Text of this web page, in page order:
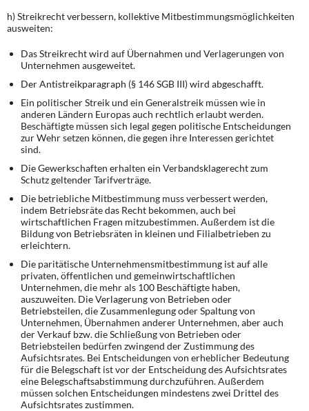
h) Streikrecht verbessern, kollektive Mitbestimmungsmöglichkeiten
ausweiten:
Das Streikrecht wird auf Übernahmen und Verlagerungen von
Unternehmen ausgeweitet.
Der Antistreikparagraph (§ 146 SGB III) wird abgeschafft.
Ein politischer Streik und ein Generalstreik müssen wie in
anderen Ländern Europas auch rechtlich erlaubt werden.
Beschäftigte müssen sich legal gegen politische Entscheidungen
zur Wehr setzen können, die gegen ihre Interessen gerichtet
sind.
Die Gewerkschaften erhalten ein Verbandsklagerecht zum
Schutz geltender Tarifverträge.
Die betriebliche Mitbestimmung muss verbessert werden,
indem Betriebsräte das Recht bekommen, auch bei
wirtschaftlichen Fragen mitzubestimmen. Außerdem ist die
Bildung von Betriebsräten in kleinen und Filialbetrieben zu
erleichtern.
Die paritätische Unternehmensmitbestimmung ist auf alle
privaten, öffentlichen und gemeinwirtschaftlichen
Unternehmen, die mehr als 100 Beschäftigte haben,
auszuweiten. Die Verlagerung von Betrieben oder
Betriebsteilen, die Zusammenlegung oder Spaltung von
Unternehmen, Übernahmen anderer Unternehmen, aber auch
der Verkauf bzw. die Schließung von Betrieben oder
Betriebsteilen bedürfen zwingend der Zustimmung des
Aufsichtsrates. Bei Entscheidungen von erheblicher Bedeutung
für die Belegschaft ist vor der Entscheidung des Aufsichtsrates
eine Belegschaftsabstimmung durchzuführen. Außerdem
müssen solchen Entscheidungen mindestens zwei Drittel des
Aufsichtsrates zustimmen.